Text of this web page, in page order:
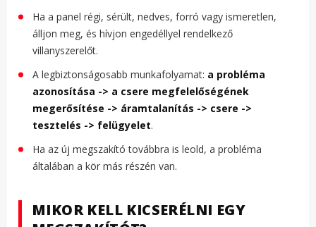
Ha a panel régi, sérült, nedves, forró vagy ismeretlen,
álljon meg, és hívjon engedéllyel rendelkező
villanyszerelőt.
A legbiztonságosabb munkafolyamat: a probléma
azonosítása -> a csere megfelelőségének
megerősítése -> áramtalanítás -> csere ->
tesztelés -> felügyelet.
Ha az új megszakító továbbra is leold, a probléma
általában a kör más részén van.
MIKOR KELL KICSERÉLNI EGY